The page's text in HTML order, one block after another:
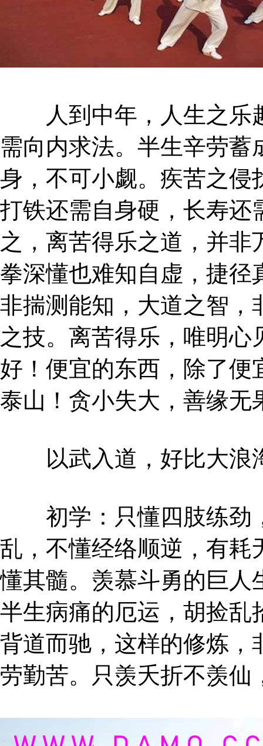
人到中年，人生之乐
需向内求法。半生辛劳
身，不可小觑。疾苦之侵
打铁还需自身硬，长寿还
之，离苦得乐之道，并
拳深懂也难知自虚，捷径
非揣测能知，大道之智，
之技。离苦得乐，唯明
好！便宜的东西，除了便
泰山！贪小失大，善缘无
以武入道，好比大浪
初学：只懂四肢练劲
乱，不懂经络顺逆，有耗
懂其髓。羡慕斗勇的巨人
半生病痛的厄运，胡捡乱
背道而驰，这样的修炼，
劳勤苦。只羡夭折不羡仙